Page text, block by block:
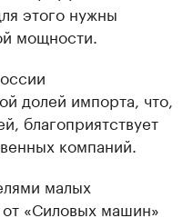
этого нужны
мощности.
долей импорта, что,
благоприятствует
компаний.
малых
«Силовых машин»